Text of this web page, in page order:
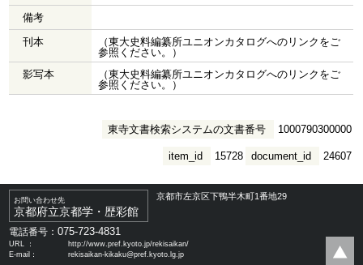
備考
刊本
（東大史料編纂所ユニオンカタログへのリンクをご
参照ください。）
影写本
（東大史料編纂所ユニオンカタログへのリンクをご
参照ください。）
東寺文書検索システムの文書番号 1000790300000
document_id 24607
item_id 15728
お問い合わせ先
京都府立京都学・歴彩館
京都市左京区下鴨半木町1番地29
電話番号：075-723-4831
URL ：
http://www.pref.kyoto.jp/rekisaikan/
E-mail：
rekisaikan-kikaku@pref.kyoto.lg.jp